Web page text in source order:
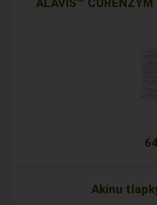
ALAVIS™
Akinu